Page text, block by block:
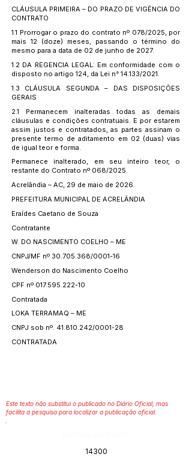
CLÁUSULA PRIMEIRA – DO PRAZO DE VIGÊNCIA DO
CONTRATO
1.1 Prorrogar o prazo do contrato nº 078/2025, por
mais 12 (doze) meses, passando o término do
mesmo para a data de 02 de junho de 2027.
1.2 DA REGENCIA LEGAL: Em conformidade com o
disposto no artigo 124, da Lei n° 14.133/2021.
1.3 CLÁUSULA SEGUNDA – DAS DISPOSIÇÕES
GERAIS
2.1 Permanecem inalteradas todas as demais
cláusulas e condições contratuais. E por estarem
assim justos e contratados, as partes assinam o
presente termo de aditamento em 02 (duas) vias
de igual teor e forma.
Permanece inalterado, em seu inteiro teor, o
restante do Contrato nº 068/2025.
Acrelândia – AC, 29 de maio de 2026.
PREFEITURA MUNICIPAL DE ACRELÂNDIA
Eraídes Caetano de Souza
Contratante
W. DO NASCIMENTO COELHO – ME
CNPJ/MF nº 30.705.368/0001-16
Wenderson do Nascimento Coelho
CPF nº 017.595.222-10
Contratada
LOKA TERRAMAQ – ME
CNPJ sob nº. 41.810.242/0001-28
CONTRATADA
Este texto não substitui o publicado no Diário Oficial, mas
facilita a pesquisa para localizar a publicação oficial.
14300